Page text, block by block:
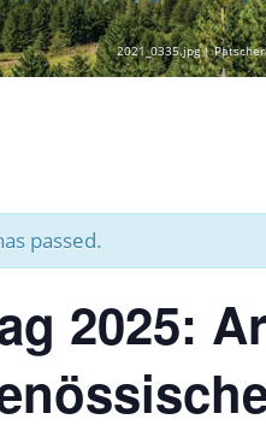
2021_0335.jpg |
passed.
2025: